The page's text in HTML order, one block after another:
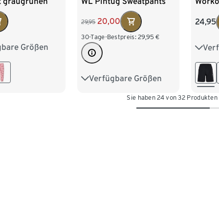
Größen
62/68 74/80
98/104
29,95 20,00
30-Tage-Bestpreis: 29,95 €
Verfügbare Größen
104 110 116 122
140 146
24,95
122
146
Sie haben 24 von 32 Produkten